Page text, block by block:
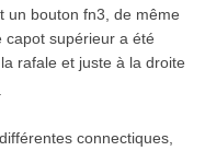
un bouton fn3, de même
capot supérieur a été
rafale et juste à la droite
connectiques,